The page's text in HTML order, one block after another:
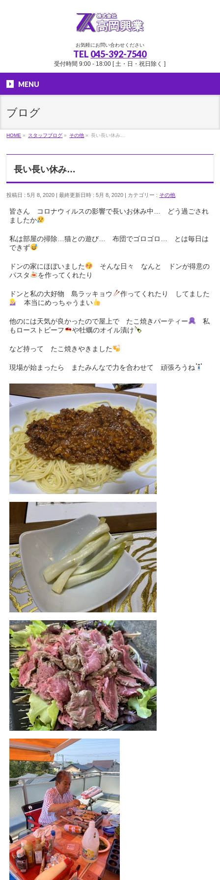
お気軽にお問い合わせください
TEL 045-392-7540
受付時間 9:00 - 18:00 [ 土・日・祝日除く ]
MENU
ブログ
HOME » スタッフブログ » その他 » 長い長い休み…
長い長い休み…
投稿日 : 5月 8, 2020 最終更新日時 : 5月 8, 2020 カテゴリー : その他
皆さん コロナウィルスの影響で長いお休み中… どう過ごされ
ましたか
私は部屋の掃除…猫との遊び… 布団でゴロゴロ… とは毎日は
できず
ドンの家にほぼいました
そんな日々 なんと ドンが得意の
パスタ
を作ってくれたり
ドンと私の大好物 島ラッキョウ
作ってくれたり してました
本当にめっちゃうまい
他のには天気が良かったので屋上で たこ焼きパーティー
私
もローストビーフ
や牡蠣のオイル漬け
など持って たこ焼きやきました
現場が始まったら またみんなで力を合わせて 頑張ろうね